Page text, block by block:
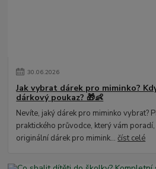
30.06.2026
Jak vybrat dárek pro miminko?
dárkový poukaz? 🎁👶
Nevíte, jaký dárek pro miminko vybrat?
praktického průvodce, který vám
originální dárek pro mimink...číst celé